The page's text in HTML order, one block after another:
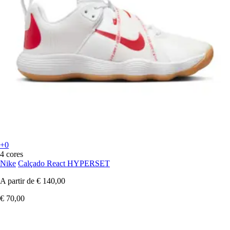
+0
4 cores
Nike Calçado React HYPERSET
A partir de € 140,00
€ 70,00